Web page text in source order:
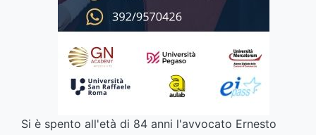
Si è spento all'età di 84 anni l'avvocato Ernesto